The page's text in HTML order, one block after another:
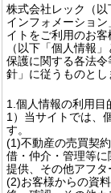
株式会社レック（
インフォメーショ
イトをご利用のお
（以下「個人情報
保護に関する各法
針」に従うものとし
1.個人情報の利用目
1）当サイトでは、
す。
(1)不動産の売買契
借・仲介・管理等
提供、その他アフタ
(2)お客様からの資